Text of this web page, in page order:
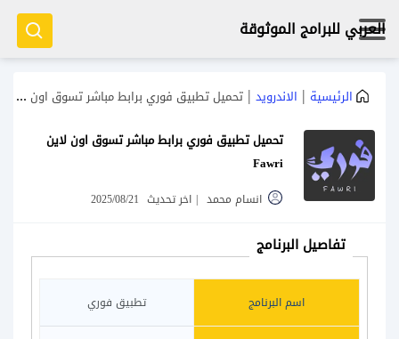
العربي للبرامج الموثوقة
الرئيسية | الاندرويد | تحميل تطبيق فوري برابط مباشر تسوق اون لاين Fawri
تحميل تطبيق فوري برابط مباشر تسوق اون لاين
Fawri
انسام محمد | اخر تحديث 2025/08/21
تفاصيل البرنامج
اسم البرنامج تطبيق فوري